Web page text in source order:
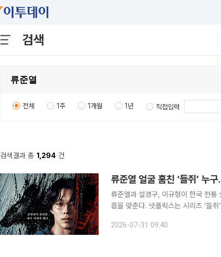
검색
전체 1주 1개월 1년 직접입력
검색결과 총 1,294 건
류준열 얼굴 훔친 ‘들쥐’ 누
류준열과 설경구, 이규형이 한국 전통
흡을 맞춘다. 넷플릭스는 시리즈 ‘들쥐’를 8월 28일 공개한다고 밝히며 티저 포스터와 예고편을 31
들쥐’ 설화를 모티브로 한 작품이다.
2026-07-31 09:40